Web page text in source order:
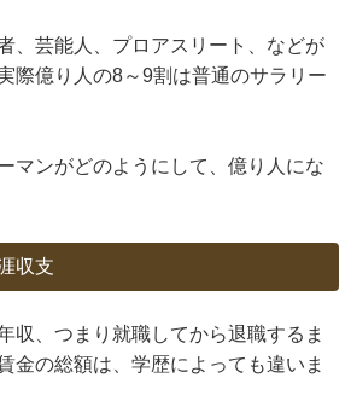
、芸能人、プロアスリート、などが
際億り人の8～9割は普通のサラリー
マンがどのようにして、億り人にな
収支
収、つまり就職してから退職するま
金の総額は、学歴によっても違いま